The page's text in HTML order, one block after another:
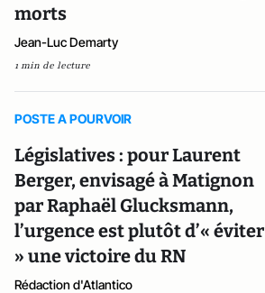
morts
Jean-Luc Demarty
1 min de lecture
POSTE A POURVOIR
Législatives : pour Laurent
Berger, envisagé à Matignon
par Raphaël Glucksmann,
l’urgence est plutôt d’« éviter
» une victoire du RN
Rédaction d'Atlantico